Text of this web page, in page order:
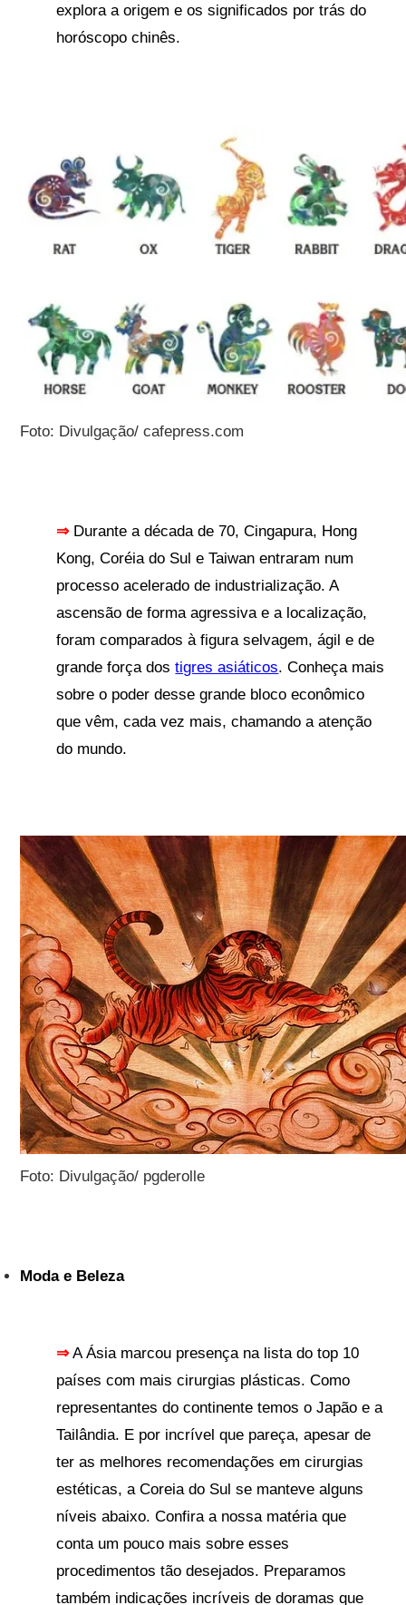
explora a origem e os significados portrás do
horóscopo chinês.
Foto: Divulgação/ cafepress.com
⇒Durante a década de 70, Cingapura, Hong
Kong, Coréia do Sul e Taiwan entraram num
processo acelerado de industrialização. A
ascensão de forma agressiva e a localização,
foram comparados à figura selvagem, ágil e de
grande força dostigres asiáticos. Conheça mais
sobre o poder desse grande bloco econômico
que vêm, cada vez mais, chamando a atenção
do mundo.
Foto: Divulgação/ pgderolle
Moda e Beleza
⇒A Ásia marcou presença na lista do top 10
países com mais cirurgias plásticas. Como
representantes do continente temos o Japão e a
Tailândia. E por incrível que pareça, apesar de
ter as melhores recomendações em cirurgias
estéticas, a Coreia do Sul se manteve alguns
níveis abaixo. Confira a nossa matéria que
conta um pouco mais sobre esses
procedimentos tão desejados. Preparamos
também indicações incríveis de doramas que